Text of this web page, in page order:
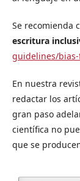
Se recomienda
escritura
guidelines/
En nuestra
redactar los
gran paso
científica no
que se